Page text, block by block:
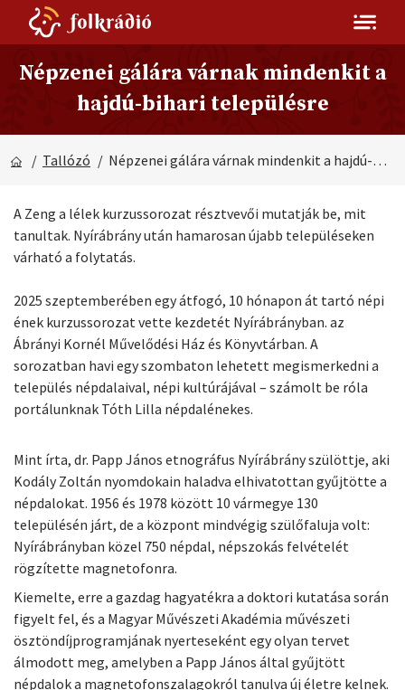
Népzenei gálára várnak mindenkit a
hajdú-bihari településre
/ Tallózó / Népzenei gálára várnak mindenkit a hajdú-bihari településre
A Zeng a lélek kurzussorozat résztvevői mutatják be, mit
tanultak. Nyírábrány után hamarosan újabb településeken
várható a folytatás.
2025 szeptemberében egy átfogó, 10 hónapon át tartó népi
ének kurzussorozat vette kezdetét Nyírábrányban. az
Ábrányi Kornél Művelődési Ház és Könyvtárban. A
sorozatban havi egy szombaton lehetett megismerkedni a
település népdalaival, népi kultúrájával – számolt be róla
portálunknak Tóth Lilla népdalénekes.
Mint írta, dr. Papp János etnográfus Nyírábrány szülöttje, aki
Kodály Zoltán nyomdokain haladva elhivatottan gyűjtötte a
népdalokat. 1956 és 1978 között 10 vármegye 130
településén járt, de a központ mindvégig szülőfaluja volt:
Nyírábrányban közel 750 népdal, népszokás felvételét
rögzítette magnetofonra.
Kiemelte, erre a gazdag hagyatékra a doktori kutatása során
figyelt fel, és a Magyar Művészeti Akadémia művészeti
ösztöndíjprogramjának nyerteseként egy olyan tervet
álmodott meg, amelyben a Papp János által gyűjtött
népdalok a magnetofonszalagokról tanulva új életre kelnek.